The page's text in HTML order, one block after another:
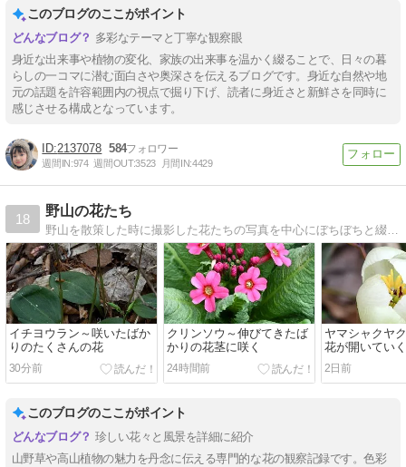
このブログのここがポイント
多彩なテーマと丁寧な観察眼
身近な出来事や植物の変化、家族の出来事を温かく綴ることで、日々の暮
らしの一コマに潜む面白さや奥深さを伝えるブログです。身近な自然や地
元の話題を許容範囲内の視点で掘り下げ、読者に身近さと新鮮さを同時に
感じさせる構成となっています。
2137078 584
週間IN:974 週間OUT:3523 月間IN:4429
18
野山の花たち
野山を散策した時に撮影した花たちの写真を中心にぼちぼちと綴っています(^-^)基本、自生の花ですが、自生かどうか、ちょっと怪しいのもあります（笑）
イチヨウラン～咲いたばか
りのたくさんの花
30分前
クリンソウ～伸びてきたば
かりの花茎に咲く
24時間前
ヤマシャクヤ
花が開いていく
2日前
このブログのここがポイント
珍しい花々と風景を詳細に紹介
山野草や高山植物の魅力を丹念に伝える専門的な花の観察記録です。色彩